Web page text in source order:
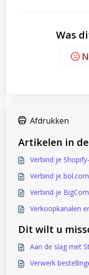
Was
Afdrukken
Artikelen in
Verbind je
Verbind je
Verbind je
Verkoopkanalen
Dit wilt u
Aan de slag met
Verwerk